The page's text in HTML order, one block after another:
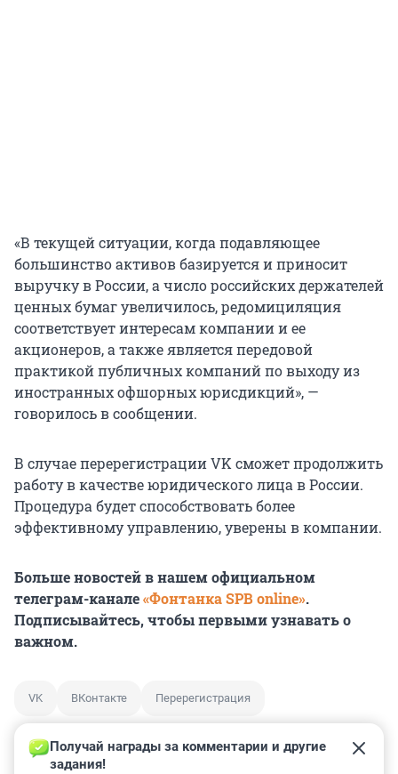
«В текущей ситуации, когда подавляющее
большинство активов базируется и приносит
выручку в России, а число российских держателей
ценных бумаг увеличилось, редомициляция
соответствует интересам компании и ее
акционеров, а также является передовой
практикой публичных компаний по выходу из
иностранных офшорных юрисдикций», —
говорилось в сообщении.
В случае перерегистрации VK сможет продолжить
работу в качестве юридического лица в России.
Процедура будет способствовать более
эффективному управлению, уверены в компании.
Больше новостей в нашем официальном
телеграм-канале«Фонтанка SPB online».
Подписывайтесь, чтобы первыми узнавать о
важном.
VK ВКонтакте Перерегистрация
Получай награды за комментарии и другие
задания!